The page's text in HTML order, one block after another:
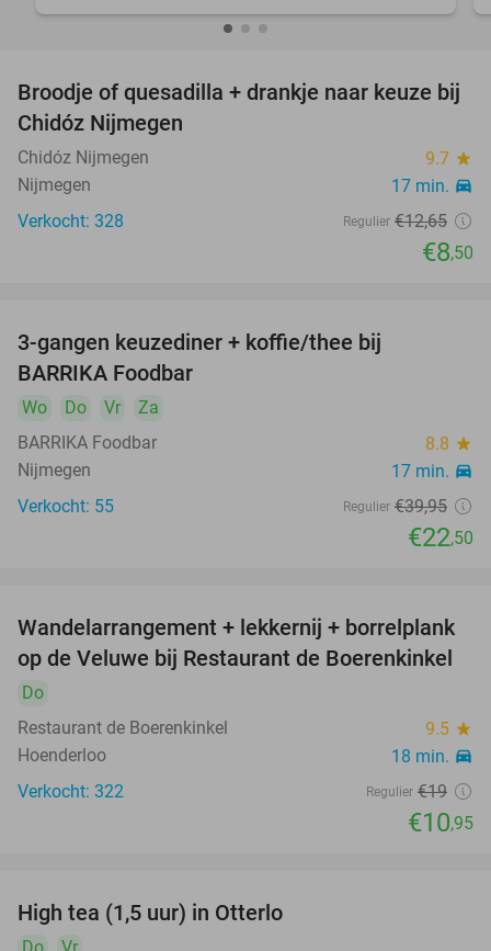
33%
Broodje of quesadilla + drankje naar keuze bij
Chidóz Nijmegen
Chidóz Nijmegen 9.7 star
Nijmegen 17 min. directions_car
Verkocht: 328 Regulier €12,65
€8,50
3-gangen keuzediner + koffie/thee bij
BARRIKA Foodbar
Wo Do Vr
Za
BARRIKA Foodbar
8.8 star
Nijmegen 17 min. directions_car
Verkocht: 55 Regulier €39,95
€22,50
42%
Wandelarrangement + lekkernij + borrelplank
op de Veluwe bij Restaurant de Boerenkinkel
Do
Restaurant de Boerenkinkel
9.5 star
Hoenderloo 18 min. directions_car
Verkocht: 322 Regulier €19
€10,95
High tea (1,5 uur) in Otterlo